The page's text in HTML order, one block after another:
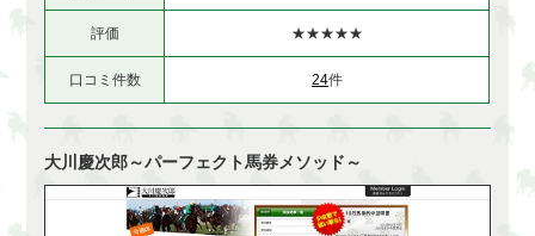
評価 ★★★★★
口コミ件数 24件
大川慶次郎～パーフェクト馬券メソッド～